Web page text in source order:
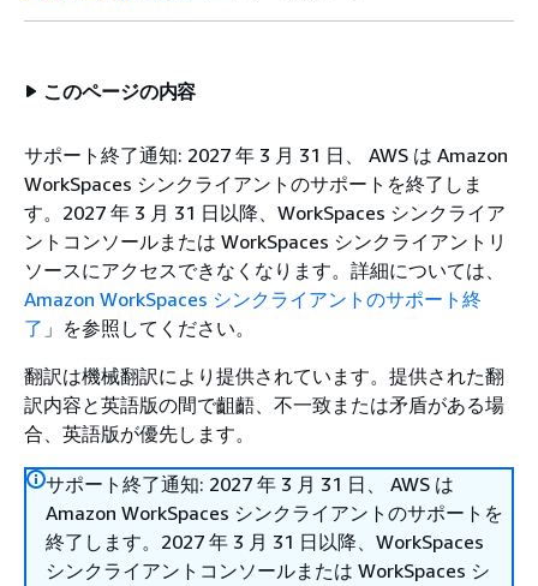
このページの内容
サポート終了通知: 2027 年 3 月 31 日、 AWS は Amazon
WorkSpaces シンクライアントのサポートを終了しま
す。2027 年 3 月 31 日以降、WorkSpaces シンクライア
ントコンソールまたは WorkSpaces シンクライアントリ
ソースにアクセスできなくなります。詳細については、
Amazon WorkSpaces シンクライアントのサポート終
了 」を参照してください。
翻訳は機械翻訳により提供されています。提供された翻
訳内容と英語版の間で齟齬、不一致または矛盾がある場
合、英語版が優先します。
サポート終了通知: 2027 年 3 月 31 日、 AWS は
Amazon WorkSpaces シンクライアントのサポートを
終了します。2027 年 3 月 31 日以降、WorkSpaces
シンクライアントコンソールまたは WorkSpaces シ